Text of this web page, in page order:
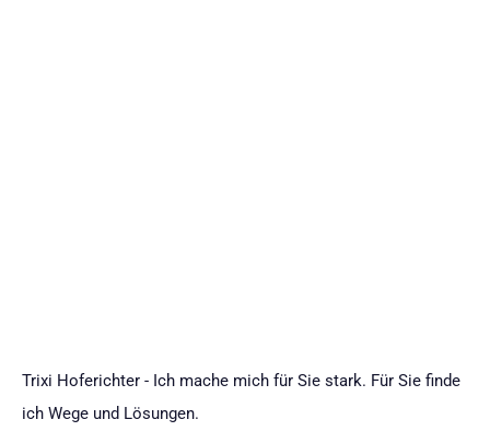
Trixi Hoferichter - Ich mache mich für Sie stark. Für Sie finde
ich Wege und Lösungen.